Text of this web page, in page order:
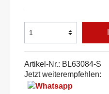
Artikel-Nr.: BL63084-S
Jetzt weiterempfehlen: